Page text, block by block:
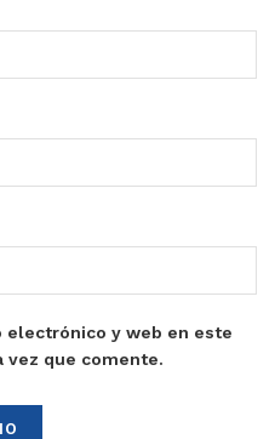
electrónico y web en este
vez que comente.